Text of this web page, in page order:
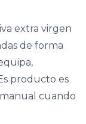
extra virgen
de forma
producto es
cuando